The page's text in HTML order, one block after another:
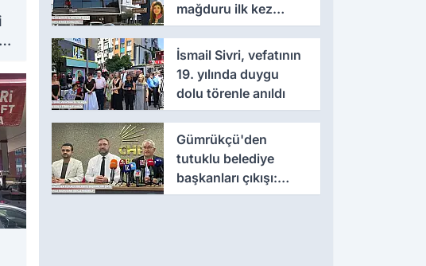
mağduru ilk kez
konuştu
İsmail Sivri, vefatının
19. yılında duygu
dolu törenle anıldı
Gümrükçü'den
tutuklu belediye
başkanları çıkışı:
'Yıllarca iddianame